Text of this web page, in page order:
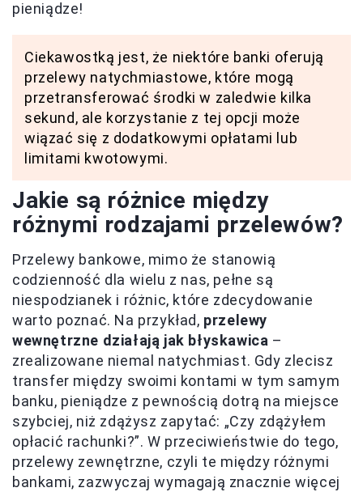
pieniądze!
Ciekawostką jest, że niektóre banki oferują
przelewy natychmiastowe, które mogą
przetransferować środki w zaledwie kilka
sekund, ale korzystanie z tej opcji może
wiązać się z dodatkowymi opłatami lub
limitami kwotowymi.
Jakie są różnice między
różnymi rodzajami przelewów?
Przelewy bankowe, mimo że stanowią
codzienność dla wielu z nas, pełne są
niespodzianek i różnic, które zdecydowanie
warto poznać. Na przykład, przelewy
wewnętrzne działają jak błyskawica –
zrealizowane niemal natychmiast. Gdy zlecisz
transfer między swoimi kontami w tym samym
banku, pieniądze z pewnością dotrą na miejsce
szybciej, niż zdążysz zapytać: „Czy zdążyłem
opłacić rachunki?”. W przeciwieństwie do tego,
przelewy zewnętrzne, czyli te między różnymi
bankami, zazwyczaj wymagają znacznie więcej